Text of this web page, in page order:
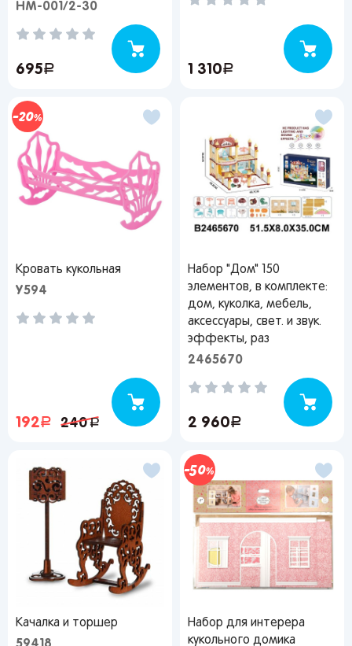
НМ-001/2-30
695руб. 1 310руб.
20
Кровать кукольная
У594
192руб. 240руб.
Набор "Дом" 150
элементов, в комплекте:
дом, куколка, мебель,
аксессуары, свет. и звук.
эффекты, раз
2465670
2 960руб.
Качалка и торшер
50
Набор для интерера
кукольного домика